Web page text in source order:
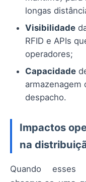
longas
Visibilidade
RFID e APIs
operadores;
Capacidade
armazenagem
despacho.
Impactos
na
Quando esses